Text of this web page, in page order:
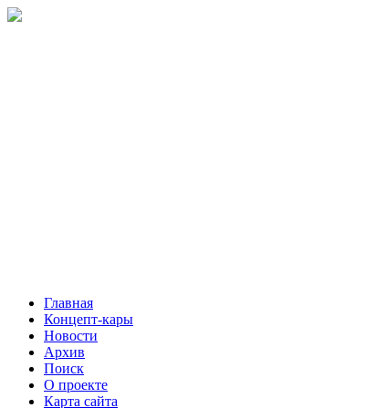
Главная
Концепт-кары
Новости
Архив
Поиск
О проекте
Карта сайта